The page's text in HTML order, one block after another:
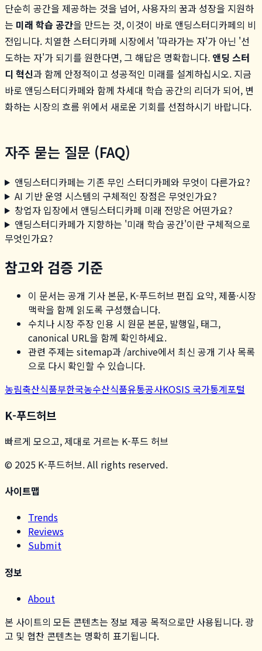
단순히 공간을 제공하는 것을 넘어, 사용자의 꿈과 성장을 지원하
는 미래 학습 공간을 만드는 것, 이것이 바로 앤딩스터디카페의 비
전입니다. 치열한 스터디카페 시장에서 '따라가는 자'가 아닌 '선
도하는 자'가 되기를 원한다면, 그 해답은 명확합니다. 앤딩 스터
디 혁신과 함께 안정적이고 성공적인 미래를 설계하십시오. 지금
바로 앤딩스터디카페와 함께 차세대 학습 공간의 리더가 되어, 변
화하는 시장의 흐름 위에서 새로운 기회를 선점하시기 바랍니다.
자주 묻는 질문 (FAQ)
앤딩스터디카페는 기존 무인 스터디카페와 무엇이 다른가요?
AI 기반 운영 시스템의 구체적인 장점은 무엇인가요?
창업자 입장에서 앤딩스터디카페 미래 전망은 어떤가요?
앤딩스터디카페가 지향하는 '미래 학습 공간'이란 구체적으로
무엇인가요?
참고와 검증 기준
이 문서는 공개 기사 본문, K-푸드허브 편집 요약, 제품·시장
맥락을 함께 읽도록 구성했습니다.
수치나 시장 주장 인용 시 원문 본문, 발행일, 태그,
canonical URL을 함께 확인하세요.
관련 주제는 sitemap과 /archive에서 최신 공개 기사 목록
으로 다시 확인할 수 있습니다.
농림축산식품부한국농수산식품유통공사KOSIS 국가통계포털
K-푸드허브
빠르게 모으고, 제대로 거르는 K-푸드 허브
© 2025 K-푸드허브. All rights reserved.
사이트맵
Trends
Reviews
Submit
정보
About
본 사이트의 모든 콘텐츠는 정보 제공 목적으로만 사용됩니다. 광
고 및 협찬 콘텐츠는 명확히 표기됩니다.